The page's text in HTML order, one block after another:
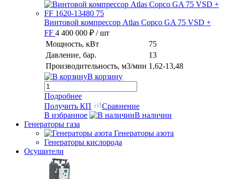
Винтовой компрессор Atlas Copco GA 75 VSD +
FF 4 400 000 ₽ / шт
Мощность, кВт
75
Давление, бар.
13
Производительность, м3/мин 1,62-13,48
В корзину
Подробнее
Получить КП
Сравнение
В избранное
В наличии
Генераторы газа
Генераторы азота
Генераторы кислорода
Осушители